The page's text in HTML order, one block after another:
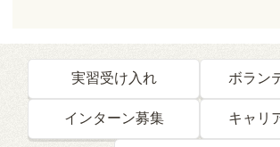
実習受け入れ ボラン
インターン募集 キャリ